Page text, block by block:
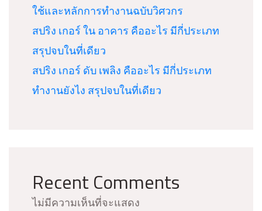
ใช้และหลักการทำงานฉบับวิศวกร
สปริง เกอร์ ใน อาคาร คืออะไร มีกี่ประเภท
สรุปจบในที่เดียว
สปริง เกอร์ ดับ เพลิง คืออะไร มีกี่ประเภท
ทำงานยังไง สรุปจบในที่เดียว
Recent Comments
ไม่มีความเห็นที่จะแสดง